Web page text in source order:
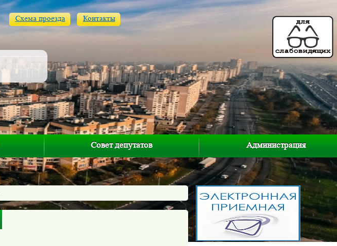
Схема проезда Контакты
Совет депутатов Администрация